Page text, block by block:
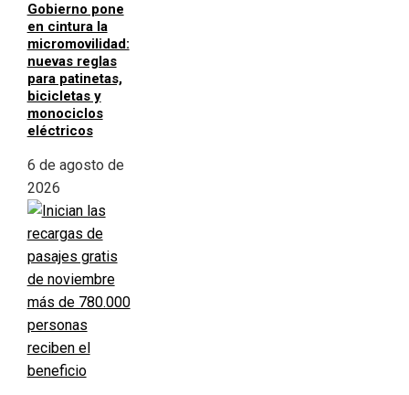
Gobierno pone
en cintura la
micromovilidad:
nuevas reglas
para patinetas,
bicicletas y
monociclos
eléctricos
6 de agosto de
2026